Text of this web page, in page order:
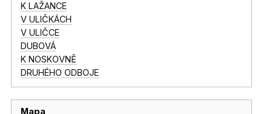
K LAŽANCE
V ULIČKÁCH
V ULIČCE
DUBOVÁ
K NOSKOVNĚ
DRUHÉHO ODBOJE
Mapa